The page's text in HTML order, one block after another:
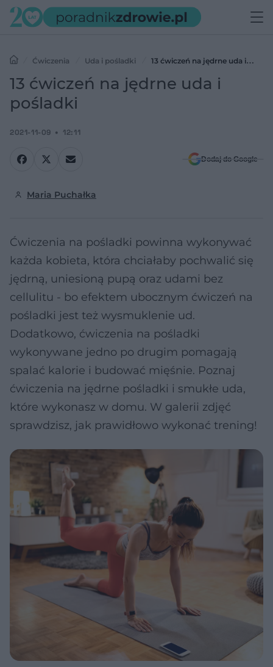
Ćwiczenia Uda i pośladki
13 ćwiczeń na jędrne uda i
pośladki
13 ćwiczeń na jędrne uda i
pośladki
2021-11-09 12:11
Dodaj do Google
Maria Puchałka
Ćwiczenia na pośladki powinna wykonywać
każda kobieta, która chciałaby pochwalić się
jędrną, uniesioną pupą oraz udami bez
cellulitu - bo efektem ubocznym ćwiczeń na
pośladki jest też wysmuklenie ud.
Dodatkowo, ćwiczenia na pośladki
wykonywane jedno po drugim pomagają
spalać kalorie i budować mięśnie. Poznaj
ćwiczenia na jędrne pośladki i smukłe uda,
które wykonasz w domu. W galerii zdjęć
sprawdzisz, jak prawidłowo wykonać trening!